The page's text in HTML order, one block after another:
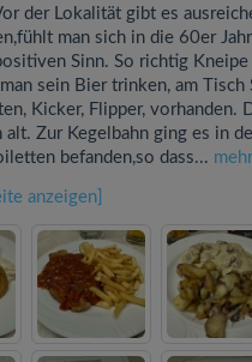
der Lokalität gibt es
man sich in die 60er
Sinn. So richtig
man sein Bier trinken, am
Kicker, Flipper, vorhanden.
alt. Zur Kegelbahn ging es in
befanden,so dass...
anzeigen]